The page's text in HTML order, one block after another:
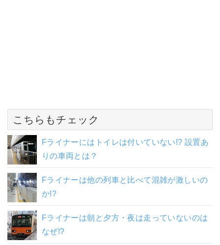
こちらもチェック
Fライナーにはトイレは付いていない!? 設置あ
りの車両とは？
Fライナーは他の列車と比べて混雑が激しいの
か!?
Fライナーは朝と夕方・夜は走っていないのは
なぜ!?